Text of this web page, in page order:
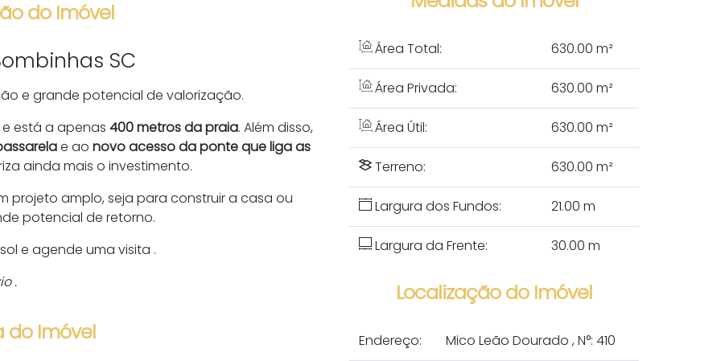
do Imóvel
SC
e grande potencial de valorização.
está a apenas 400 metros da praia. Além disso,
e ao novo acesso da ponte que liga as
ainda mais o investimento.
projeto amplo, seja para construir a casa ou
potencial de retorno.
e agende uma visita .
.
do Imóvel
Área Total: 630.00 m²
Área Privada: 630.00 m²
Área Útil: 630.00 m²
Terreno: 630.00 m²
Largura dos Fundos: 21.00 m
Largura da Frente: 30.00 m
Localização do Imóvel
Endereço: Mico Leão Dourado , N°: 410